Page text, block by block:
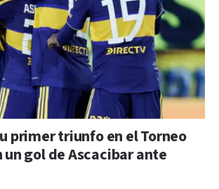
primer triunfo en el Torneo
un gol de Ascacibar ante